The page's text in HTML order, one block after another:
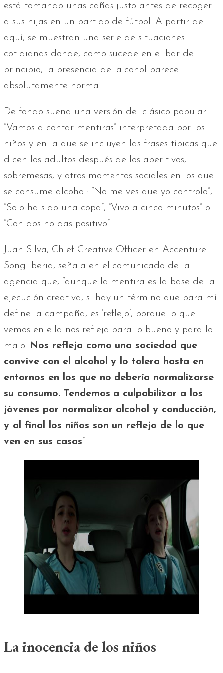
está tomando unas cañas justo antes de recoger
a sus hijas en un partido de fútbol. A partir de
aquí, se muestran una serie de situaciones
cotidianas donde, como sucede en el bar del
principio, la presencia del alcohol parece
absolutamente normal.
De fondo suena una versión del clásico popular
“Vamos a contar mentiras” interpretada por los
niños y en la que se incluyen las frases típicas que
dicen los adultos después de los aperitivos,
sobremesas, y otros momentos sociales en los que
se consume alcohol: “No me ves que yo controlo”,
“Solo ha sido una copa”, “Vivo a cinco minutos” o
“Con dos no das positivo”.
Juan Silva, Chief Creative Officer en Accenture
Song Iberia, señala en el comunicado de la
agencia que, “aunque la mentira es la base de la
ejecución creativa, si hay un término que para mí
define la campaña, es ‘reflejo’, porque lo que
vemos en ella nos refleja para lo bueno y para lo
malo. Nos refleja como una sociedad que
convive con el alcohol y lo tolera hasta en
entornos en los que no debería normalizarse
su consumo. Tendemos a culpabilizar a los
jóvenes por normalizar alcohol y conducción,
y al final los niños son un reflejo de lo que
ven en sus casas”.
La inocencia de los niños